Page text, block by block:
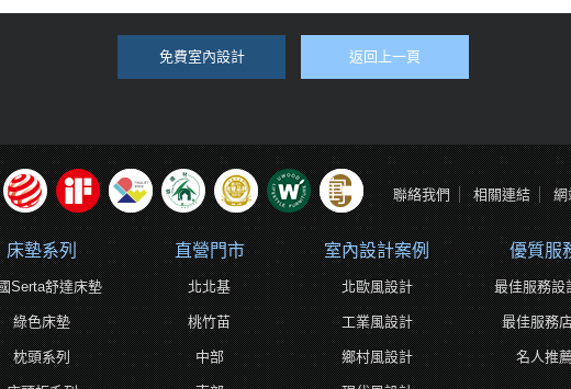
免費室內設計 返回上一頁
聯絡我們 相關連結 網
床墊系列
Serta舒達床墊
綠色床墊
枕頭系列
直營門市
北北基
桃竹苗
中部
室內設計案例
北歐風設計
工業風設計
鄉村風設計
優質服
最佳服務設
最佳服務
名人推